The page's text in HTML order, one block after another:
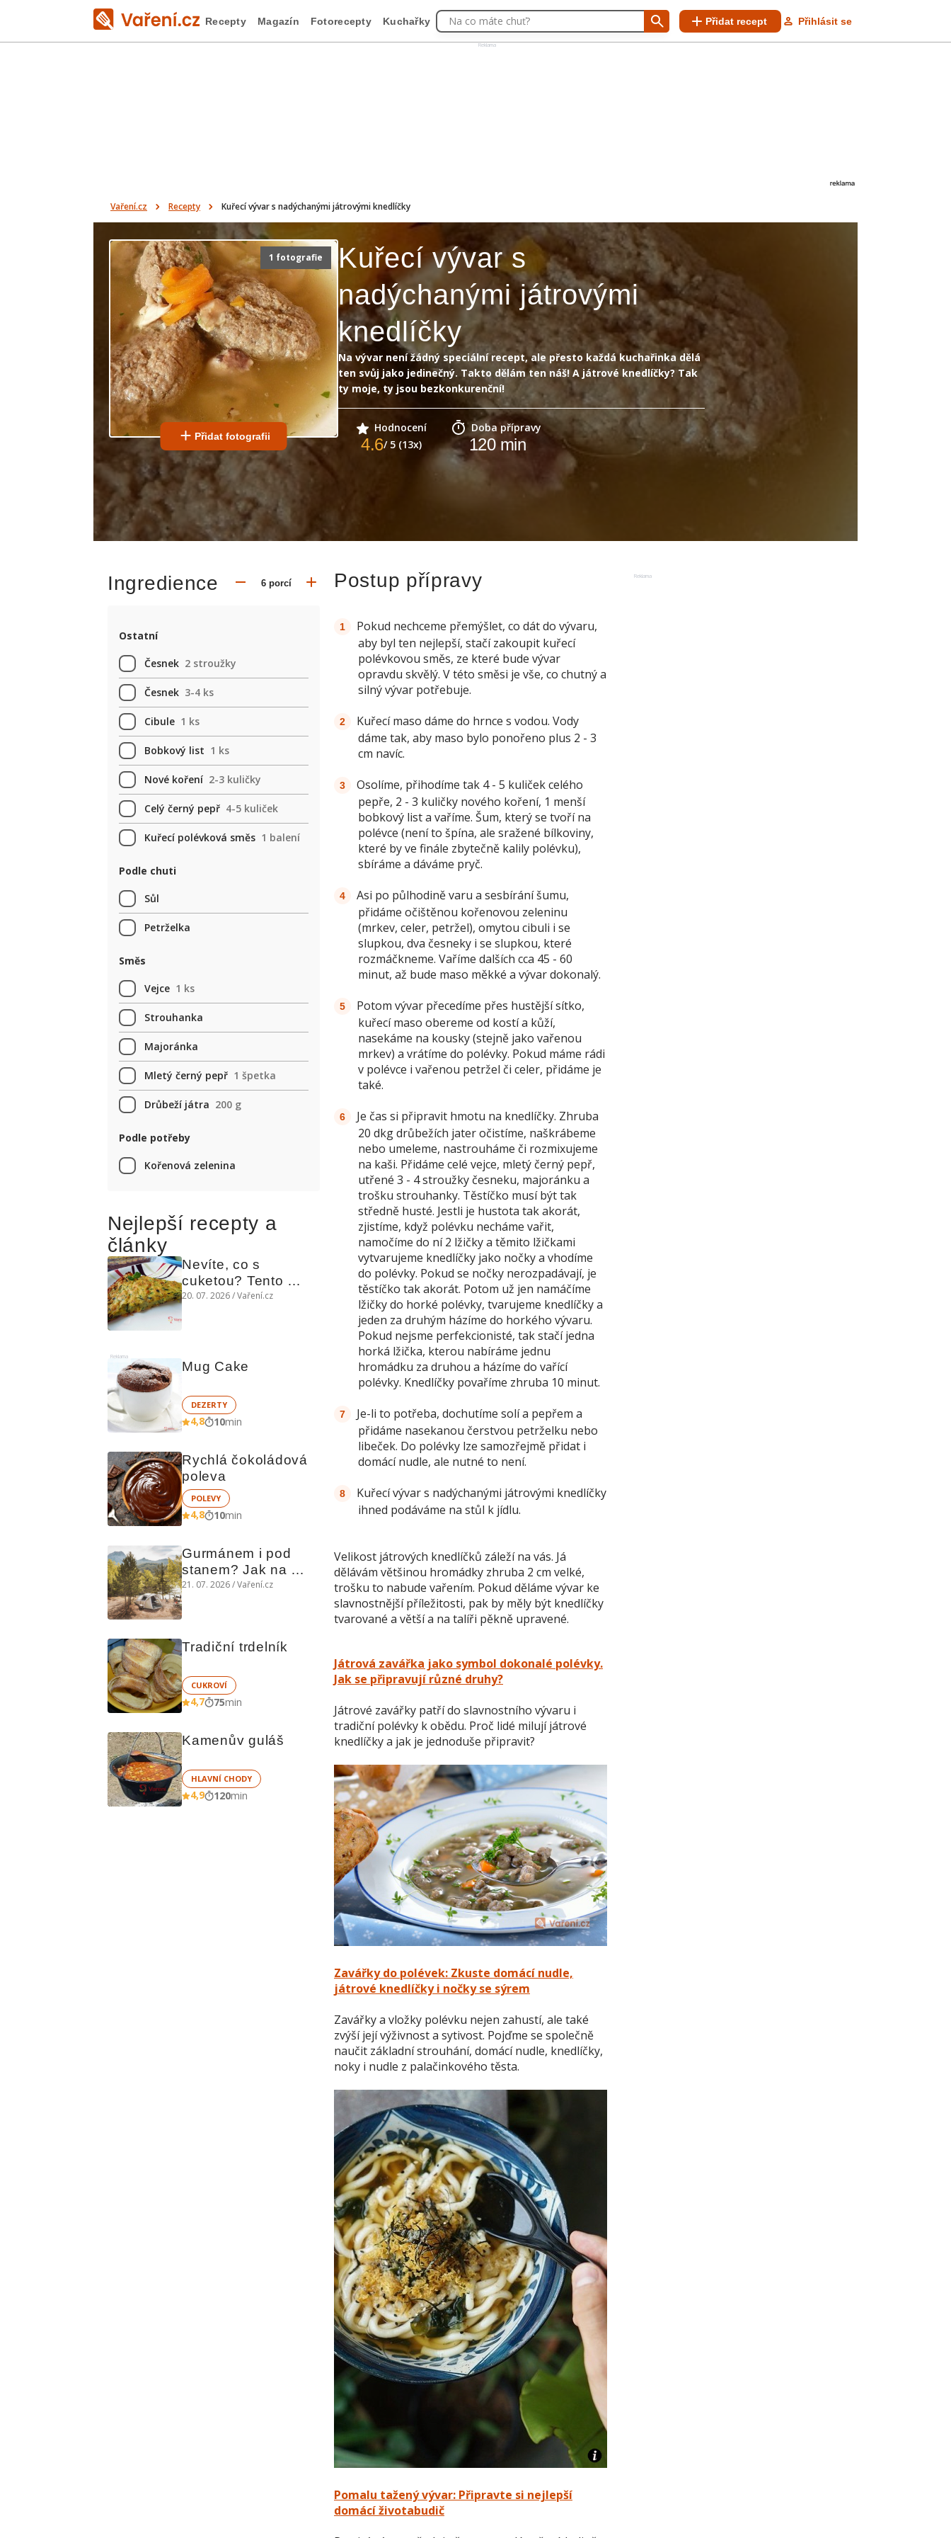
Reklama
Recepty Magazín Fotorecepty Kuchařky Na co máte chuť? Přidat recept Přihlásit se
Vaření.cz Recepty Kuřecí vývar s nadýchanými játrovými knedlíčky
1 fotografie
Přidat fotografii
Kuřecí vývar s
nadýchanými játrovými
knedlíčky
Na vývar není žádný speciální recept, ale přesto každá kuchařinka dělá
ten svůj jako jedinečný. Takto dělám ten náš! A játrové knedlíčky? Tak
ty moje, ty jsou bezkonkurenční!
Hodnocení
4.6/ 5 (13x)
Doba přípravy
120min
Reklama
Ingredience
Ostatní
Česnek 2 stroužky
Česnek 3-4 ks
Cibule 1 ks
Bobkový list 1 ks
Nové koření 2-3 kuličky
Celý černý pepř 4-5 kuliček
Kuřecí polévková směs 1 balení
Podle chuti
Sůl
Petrželka
Směs
Vejce 1 ks
Strouhanka
Majoránka
Mletý černý pepř 1 špetka
Drůbeží játra 200 g
Podle potřeby
Kořenová zelenina
Nejlepší recepty a
články
Nevíte, co s
cuketou? Tento
levný slaný koláč
20. 07. 2026 / Vaření.cz
Reklama
Mug Cake
DEZERTY
4,8 10min
Rychlá čokoládová
poleva
POLEVY
4,8 10min
Gurmánem i pod
stanem? Jak na
polní kuchyni a na
21. 07. 2026 / Vaření.cz
Tradiční trdelník
CUKROVÍ
4,7 75min
Kamenův guláš
HLAVNÍ CHODY
4,9 120min
Postup přípravy
Pokud nechceme přemýšlet, co dát do vývaru,
aby byl ten nejlepší, stačí zakoupit kuřecí
polévkovou směs, ze které bude vývar
opravdu skvělý. V této směsi je vše, co chutný a
silný vývar potřebuje.
Kuřecí maso dáme do hrnce s vodou. Vody
dáme tak, aby maso bylo ponořeno plus 2 - 3
cm navíc.
Osolíme, přihodíme tak 4 - 5 kuliček celého
pepře, 2 - 3 kuličky nového koření, 1 menší
bobkový list a vaříme. Šum, který se tvoří na
polévce (není to špína, ale sražené bílkoviny,
které by ve finále zbytečně kalily polévku),
sbíráme a dáváme pryč.
Asi po půlhodině varu a sesbírání šumu,
přidáme očištěnou kořenovou zeleninu
(mrkev, celer, petržel), omytou cibuli i se
slupkou, dva česneky i se slupkou, které
rozmáčkneme. Vaříme dalších cca 45 - 60
minut, až bude maso měkké a vývar dokonalý.
Potom vývar přecedíme přes hustější sítko,
kuřecí maso obereme od kostí a kůží,
nasekáme na kousky (stejně jako vařenou
mrkev) a vrátíme do polévky. Pokud máme rádi
v polévce i vařenou petržel či celer, přidáme je
také.
Je čas si připravit hmotu na knedlíčky. Zhruba
20 dkg drůbežích jater očistíme, naškrábeme
nebo umeleme, nastrouháme či rozmixujeme
na kaši. Přidáme celé vejce, mletý černý pepř,
utřené 3 - 4 stroužky česneku, majoránku a
trošku strouhanky. Těstíčko musí být tak
středně husté. Jestli je hustota tak akorát,
zjistíme, když polévku necháme vařit,
namočíme do ní 2 lžičky a těmito lžičkami
vytvarujeme knedlíčky jako nočky a vhodíme
do polévky. Pokud se nočky nerozpadávají, je
těstíčko tak akorát. Potom už jen namáčíme
lžičky do horké polévky, tvarujeme knedlíčky a
jeden za druhým házíme do horkého vývaru.
Pokud nejsme perfekcionisté, tak stačí jedna
horká lžička, kterou nabíráme jednu
hromádku za druhou a házíme do vařící
polévky. Knedlíčky povaříme zhruba 10 minut.
Je-li to potřeba, dochutíme solí a pepřem a
přidáme nasekanou čerstvou petrželku nebo
libeček. Do polévky lze samozřejmě přidat i
domácí nudle, ale nutné to není.
Kuřecí vývar s nadýchanými játrovými knedlíčky
ihned podáváme na stůl k jídlu.
Velikost játrových knedlíčků záleží na vás. Já
dělávám většinou hromádky zhruba 2 cm velké,
trošku to nabude vařením. Pokud děláme vývar ke
slavnostnější příležitosti, pak by měly být knedlíčky
tvarované a větší a na talíři pěkně upravené.
Játrová zavářka jako symbol dokonalé polévky.
Jak se připravují různé druhy?
Játrové zavářky patří do slavnostního vývaru i
tradiční polévky k obědu. Proč lidé milují játrové
knedlíčky a jak je jednoduše připravit?
Zavářky do polévek: Zkuste domácí nudle,
játrové knedlíčky i nočky se sýrem
Zavářky a vložky polévku nejen zahustí, ale také
zvýší její výživnost a sytivost. Pojďme se společně
naučit základní strouhání, domácí nudle, knedlíčky,
noky i nudle z palačinkového těsta.
Pomalu tažený vývar: Připravte si nejlepší
domácí životabudič